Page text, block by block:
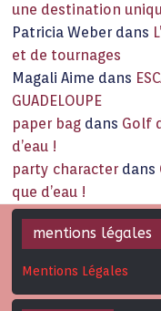
une destination
Patricia Weber dans
et de tournages
Magali Aime dans
GUADELOUPE
paper bag dans Golf
d’eau !
party character dans
que d’eau !
mentions légales
Mentions Légales